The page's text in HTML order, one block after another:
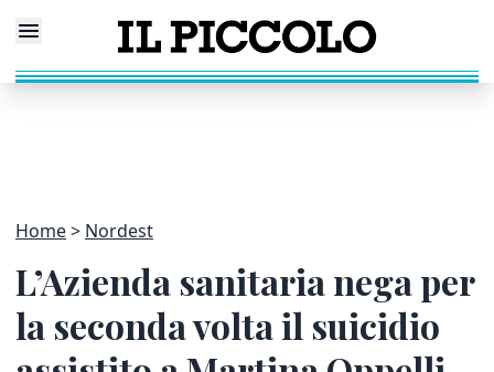
Home Nordest
L’Azienda sanitaria nega per
la seconda volta il suicidio